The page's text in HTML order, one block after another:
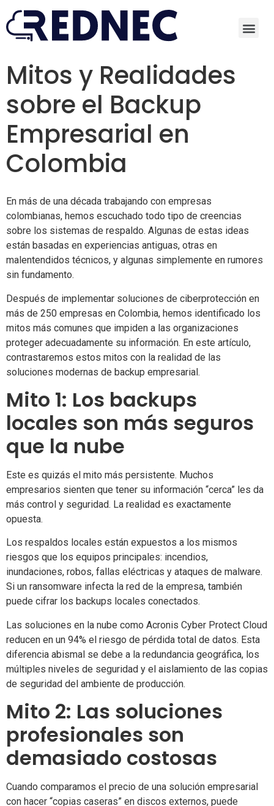
Mitos y Realidades
sobre el Backup
Empresarial en
Colombia
En más de una década trabajando con empresas
colombianas, hemos escuchado todo tipo de creencias
sobre los sistemas de respaldo. Algunas de estas ideas
están basadas en experiencias antiguas, otras en
malentendidos técnicos, y algunas simplemente en rumores
sin fundamento.
Después de implementar soluciones de ciberprotección en
más de 250 empresas en Colombia, hemos identificado los
mitos más comunes que impiden a las organizaciones
proteger adecuadamente su información. En este artículo,
contrastaremos estos mitos con la realidad de las
soluciones modernas de backup empresarial.
Mito 1: Los backups
locales son más seguros
que la nube
Este es quizás el mito más persistente. Muchos
empresarios sienten que tener su información “cerca” les da
más control y seguridad. La realidad es exactamente
opuesta.
Los respaldos locales están expuestos a los mismos
riesgos que los equipos principales: incendios,
inundaciones, robos, fallas eléctricas y ataques de malware.
Si un ransomware infecta la red de la empresa, también
puede cifrar los backups locales conectados.
Las soluciones en la nube como Acronis Cyber Protect Cloud
reducen en un 94% el riesgo de pérdida total de datos. Esta
diferencia abismal se debe a la redundancia geográfica, los
múltiples niveles de seguridad y el aislamiento de las copias
de seguridad del ambiente de producción.
Mito 2: Las soluciones
profesionales son
demasiado costosas
Cuando comparamos el precio de una solución empresarial
con hacer “copias caseras” en discos externos, puede